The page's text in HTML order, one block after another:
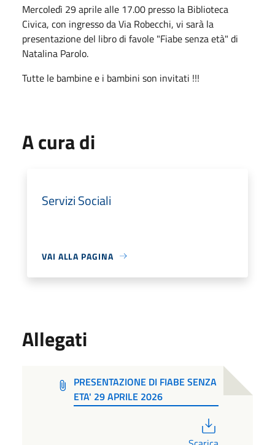
Mercoledì 29 aprile alle 17.00 presso la Biblioteca
Civica, con ingresso da Via Robecchi, vi sarà la
presentazione del libro di favole "Fiabe senza età" di
Natalina Parolo.
Tutte le bambine e i bambini son invitati !!!
A cura di
Servizi Sociali
VAI ALLA PAGINA
Allegati
PRESENTAZIONE DI FIABE SENZA
ETA' 29 APRILE 2026